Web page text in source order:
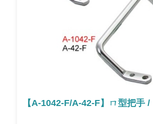
【A-1042-F/A-42-F】ㄇ型把手